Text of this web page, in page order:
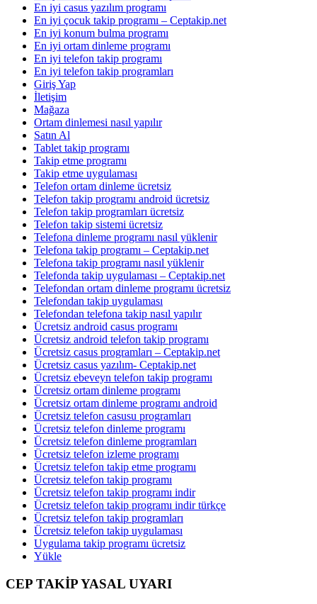
En iyi casus yazılım programı
En iyi çocuk takip programı – Ceptakip.net
En iyi konum bulma programı
En iyi ortam dinleme programı
En iyi telefon takip programı
En iyi telefon takip programları
Giriş Yap
İletişim
Mağaza
Ortam dinlemesi nasıl yapılır
Satın Al
Tablet takip programı
Takip etme programı
Takip etme uygulaması
Telefon ortam dinleme ücretsiz
Telefon takip programı android ücretsiz
Telefon takip programları ücretsiz
Telefon takip sistemi ücretsiz
Telefona dinleme programı nasıl yüklenir
Telefona takip programı – Ceptakip.net
Telefona takip programı nasıl yüklenir
Telefonda takip uygulaması – Ceptakip.net
Telefondan ortam dinleme programı ücretsiz
Telefondan takip uygulaması
Telefondan telefona takip nasıl yapılır
Ücretsiz android casus programı
Ücretsiz android telefon takip programı
Ücretsiz casus programları – Ceptakip.net
Ücretsiz casus yazılım- Ceptakip.net
Ücretsiz ebeveyn telefon takip programı
Ücretsiz ortam dinleme programı
Ücretsiz ortam dinleme programı android
Ücretsiz telefon casusu programları
Ücretsiz telefon dinleme programı
Ücretsiz telefon dinleme programları
Ücretsiz telefon izleme programı
Ücretsiz telefon takip etme programı
Ücretsiz telefon takip programı
Ücretsiz telefon takip programı indir
Ücretsiz telefon takip programı indir türkçe
Ücretsiz telefon takip programları
Ücretsiz telefon takip uygulaması
Uygulama takip programı ücretsiz
Yükle
CEP TAKİP YASAL UYARI